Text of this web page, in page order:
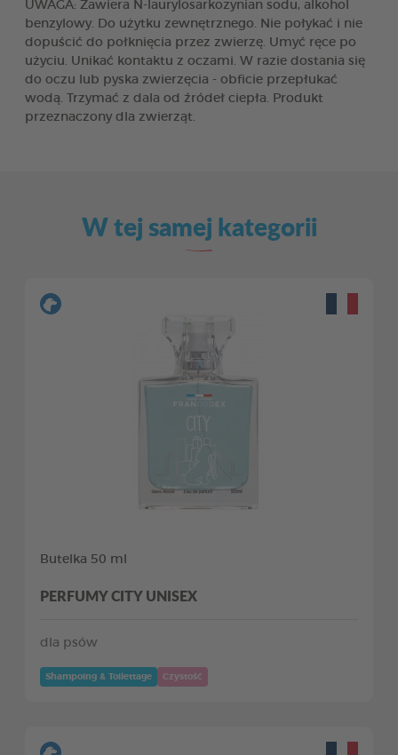
UWAGA: Zawiera N-laurylosarkozynian sodu, alkohol
benzylowy. Do użytku zewnętrznego. Nie połykać i nie
dopuścić do połknięcia przez zwierzę. Umyć ręce po
użyciu. Unikać kontaktu z oczami. W razie dostania się
do oczu lub pyska zwierzęcia - obficie przepłukać
wodą. Trzymać z dala od źródeł ciepła. Produkt
przeznaczony dla zwierząt.
W tej samej kategorii
Butelka 50 ml
PERFUMY CITY UNISEX
dla psów
Shampoing & Toilettage Czystość